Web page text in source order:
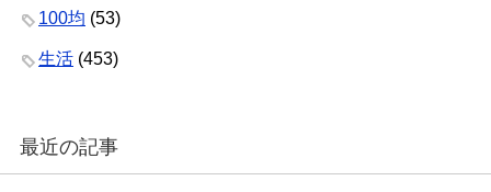
100均 (53)
生活 (453)
最近の記事